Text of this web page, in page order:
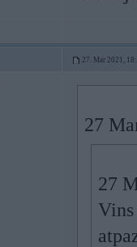
27. Mar 2021,
27
27